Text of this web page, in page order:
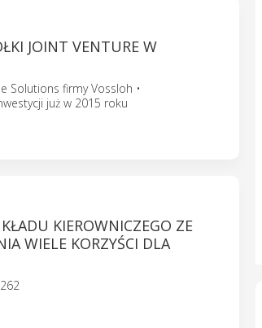
JOINT VENTURE W
Solutions firmy Vossloh •
już w 2015 roku
KIEROWNICZEGO ZE
WIELE KORZYŚCI DLA